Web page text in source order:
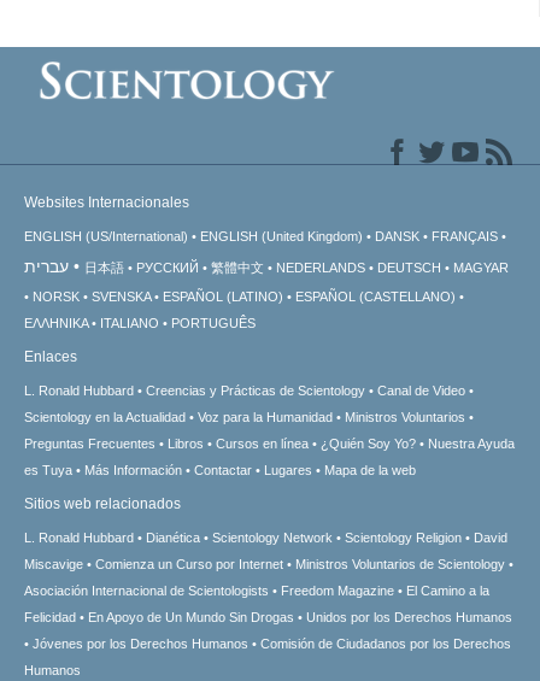
Websites Internacionales
ENGLISH (US/International) ENGLISH (United Kingdom) DANSK FRANÇAIS
עברית 日本語 РУССКИЙ 繁體中文 NEDERLANDS DEUTSCH
MAGYAR
NORSK
SVENSKA ESPAÑOL (LATINO)
ESPAÑOL (CASTELLANO)
ΕΛΛΗΝΙΚA
ITALIANO PORTUGUÊS
Enlaces
L. Ronald Hubbard Creencias y Prácticas de Scientology
Canal de Video
Scientology en la Actualidad
Voz para la Humanidad
Ministros Voluntarios
Preguntas Frecuentes
Libros Cursos en línea ¿Quién Soy Yo?
Nuestra Ayuda
es Tuya
Más Información Contactar Lugares Mapa de la web
Sitios web relacionados
L. Ronald Hubbard Dianética Scientology Network Scientology Religion
David
Miscavige
Comienza un Curso por Internet
Ministros Voluntarios de Scientology
Asociación Internacional de Scientologists
Freedom Magazine
El Camino a la
Felicidad
En Apoyo de Un Mundo Sin Drogas
Unidos por los Derechos Humanos
Jóvenes por los Derechos Humanos
Comisión de Ciudadanos por los Derechos
Humanos